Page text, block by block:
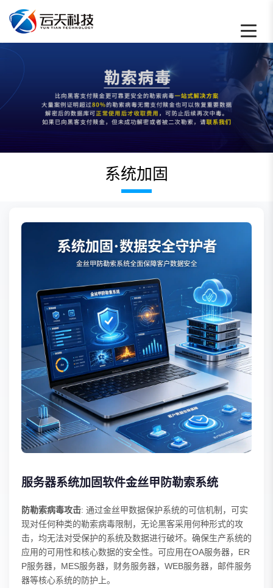
系统加固 - 云天数据恢复中心
系统加固
服务器系统加固软件金丝甲防勒索系统
防勒索病毒攻击: 通过金丝甲数据保护系统的可信机制，可实
现对任何种类的勒索病毒限制，无论黑客采用何种形式的攻
击，均无法对受保护的系统及数据进行破坏。确保生产系统的
应用的可用性和核心数据的安全性。可应用在OA服务器，ER
P服务器，MES服务器，财务服务器，WEB服务器，邮件服务
器等核心系统的防护上。